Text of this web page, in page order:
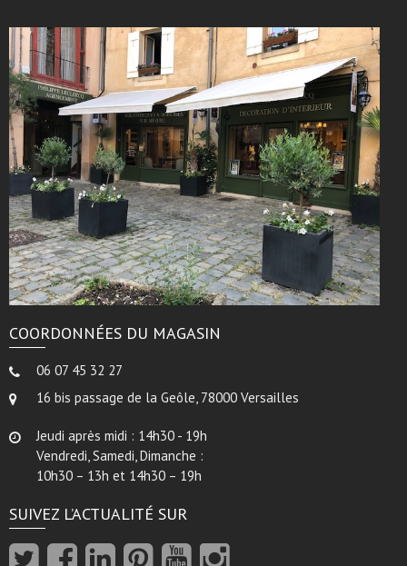
COORDONNÉES DU MAGASIN
06 07 45 32 27
16 bis passage de la Geôle, 78000 Versailles
Jeudi après midi : 14h30 - 19h
Vendredi, Samedi, Dimanche :
10h30 – 13h et 14h30 – 19h
SUIVEZ L’ACTUALITÉ SUR